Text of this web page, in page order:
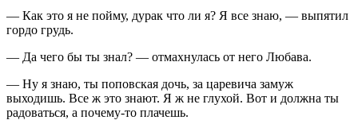
— Как это я не пойму, дурак что ли я? Я все знаю, — выпятил
гордо грудь.
— Да чего бы ты знал? — отмахнулась от него Любава.
— Ну я знаю, ты поповская дочь, за царевича замуж
выходишь. Все ж это знают. Я ж не глухой. Вот и должна ты
радоваться, а почему-то плачешь.